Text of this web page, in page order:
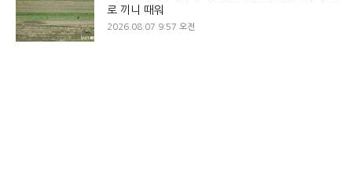
로 끼니 때워
2026.08.07 9:57 오전